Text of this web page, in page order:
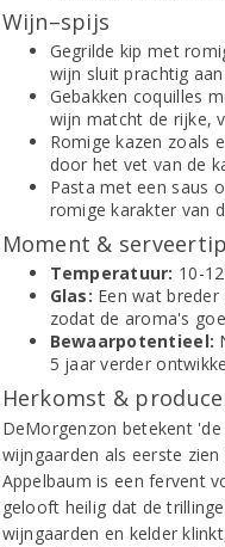
Wijn–spijs
Gegrilde kip met
wijn sluit prachtig
Gebakken coquilles
wijn matcht de rijke,
Romige kazen zoals
door het vet van de
Pasta met een saus
romige karakter van
Moment &
Temperatuur: 10-
Glas: Een wat
zodat de aroma's
Bewaarpotentieel:
5 jaar verder
Herkomst &
DeMorgenzon betekent
wijngaarden als eerste
Appelbaum is een fervent
gelooft heilig dat de
wijngaarden en kelder